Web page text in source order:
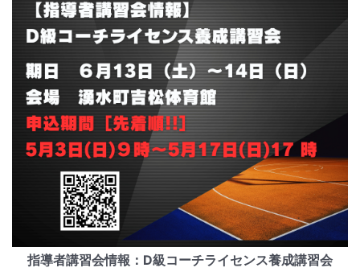
指導者講習会情報：D級コーチライセンス養成講習会